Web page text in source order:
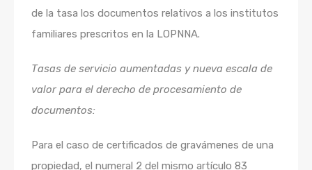
de la tasa los documentos relativos a los institutos
familiares prescritos en la LOPNNA.
Tasas de servicio aumentadas y nueva escala de
valor para el derecho de procesamiento de
documentos:
Para el caso de certificados de gravámenes de una
propiedad, el numeral 2 del mismo artículo 83